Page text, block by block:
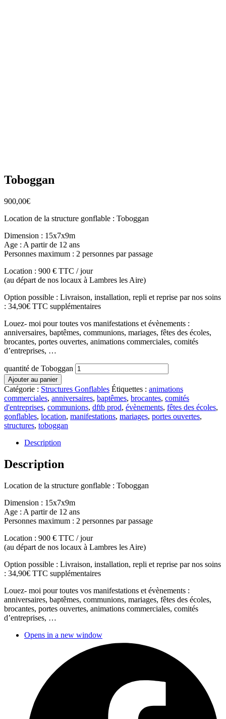
Toboggan
900,00€
Location de la structure gonflable : Toboggan
Dimension : 15x7x9m
Age : A partir de 12 ans
Personnes maximum : 2 personnes par passage
Location : 900 € TTC / jour
(au départ de nos locaux à Lambres les Aire)
Option possible : Livraison, installation, repli et reprise par nos soins
: 34,90€ TTC supplémentaires
Louez- moi pour toutes vos manifestations et évènements :
anniversaires, baptêmes, communions, mariages, fêtes des écoles,
brocantes, portes ouvertes, animations commerciales, comités
d’entreprises, …
quantité de Toboggan
Ajouter au panier
Catégorie : Structures Gonflables Étiquettes : animations
commerciales, anniversaires, baptêmes, brocantes, comités
d'entreprises, communions, dftb prod, évènements, fêtes des écoles,
gonflables, location, manifestations, mariages, portes ouvertes,
structures, toboggan
Description
Description
Location de la structure gonflable : Toboggan
Dimension : 15x7x9m
Age : A partir de 12 ans
Personnes maximum : 2 personnes par passage
Location : 900 € TTC / jour
(au départ de nos locaux à Lambres les Aire)
Option possible : Livraison, installation, repli et reprise par nos soins
: 34,90€ TTC supplémentaires
Louez- moi pour toutes vos manifestations et évènements :
anniversaires, baptêmes, communions, mariages, fêtes des écoles,
brocantes, portes ouvertes, animations commerciales, comités
d’entreprises, …
Opens in a new window